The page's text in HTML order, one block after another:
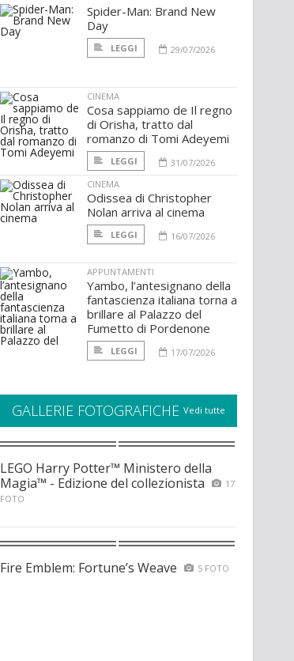
Spider-Man: Brand New
Day
LEGGI 29/07/2026
CINEMA
Cosa sappiamo de Il regno
di Orisha, tratto dal
romanzo di Tomi Adeyemi
LEGGI
31/07/2026
CINEMA
Odissea di Christopher
Nolan arriva al cinema
LEGGI 16/07/2026
APPUNTAMENTI
Yambo, l’antesignano della
fantascienza italiana torna a
brillare al Palazzo del
Fumetto di Pordenone
LEGGI 17/07/2026
GALLERIE FOTOGRAFICHE Vedi tutte
LEGO Harry Potter™ Ministero della
Magia™ - Edizione del collezionista
17
FOTO
Fire Emblem: Fortune’s Weave 5 FOTO